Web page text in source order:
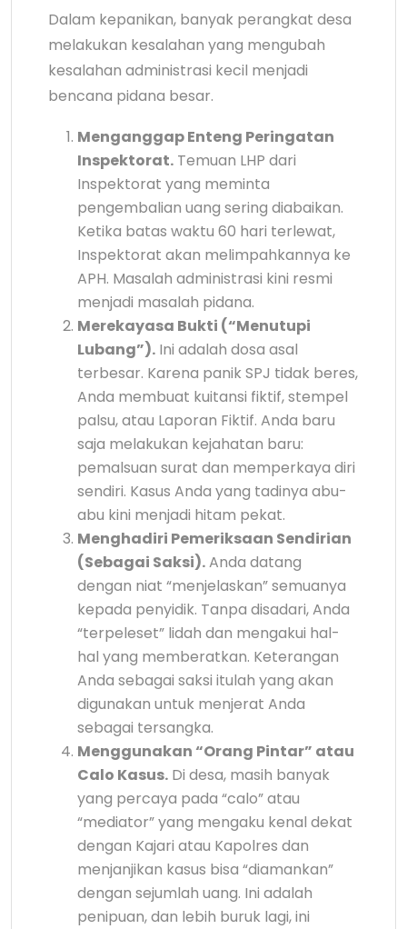
Dalam kepanikan, banyak perangkat desa
melakukan kesalahan yang mengubah
kesalahan administrasi kecil menjadi
bencana pidana besar.
Menganggap Enteng Peringatan
Inspektorat. Temuan LHP dari
Inspektorat yang meminta
pengembalian uang sering diabaikan.
Ketika batas waktu 60 hari terlewat,
Inspektorat akan melimpahkannya ke
APH. Masalah administrasi kini resmi
menjadi masalah pidana.
Merekayasa Bukti (“Menutupi
Lubang”). Ini adalah dosa asal
terbesar. Karena panik SPJ tidak beres,
Anda membuat kuitansi fiktif, stempel
palsu, atau Laporan Fiktif. Anda baru
saja melakukan kejahatan baru:
pemalsuan surat dan memperkaya diri
sendiri. Kasus Anda yang tadinya abu-
abu kini menjadi hitam pekat.
Menghadiri Pemeriksaan Sendirian
(Sebagai Saksi).Anda datang
dengan niat “menjelaskan” semuanya
kepada penyidik. Tanpa disadari, Anda
“terpeleset” lidah dan mengakui hal-
hal yang memberatkan. Keterangan
Anda sebagai saksi itulah yang akan
digunakan untuk menjerat Anda
sebagai tersangka.
Menggunakan “Orang Pintar” atau
Calo Kasus. Di desa, masih banyak
yang percaya pada “calo” atau
“mediator” yang mengaku kenal dekat
dengan Kajari atau Kapolres dan
menjanjikan kasus bisa “diamankan”
dengan sejumlah uang. Ini adalah
penipuan, dan lebih buruk lagi, ini